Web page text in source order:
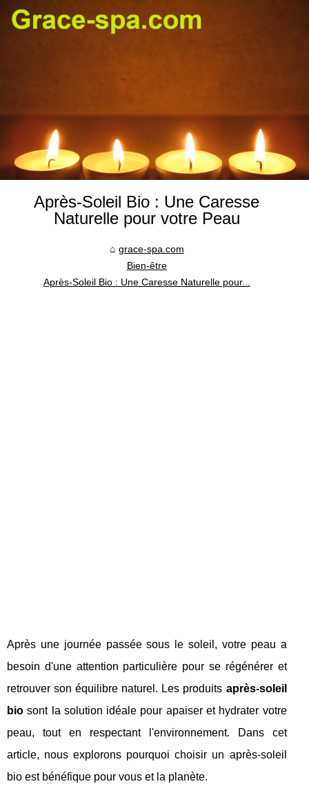
Après-Soleil Bio : Une Caresse
Naturelle pour votre Peau
grace-spa.com
Bien-être
Après-Soleil Bio : Une Caresse Naturelle pour...
Après une journée passée sous le soleil, votre peau a
besoin d'une attention particulière pour se régénérer et
retrouver son équilibre naturel. Les produits après-soleil
bio sont la solution idéale pour apaiser et hydrater votre
peau, tout en respectant l'environnement. Dans cet
article, nous explorons pourquoi choisir un après-soleil
bio est bénéfique pour vous et la planète.